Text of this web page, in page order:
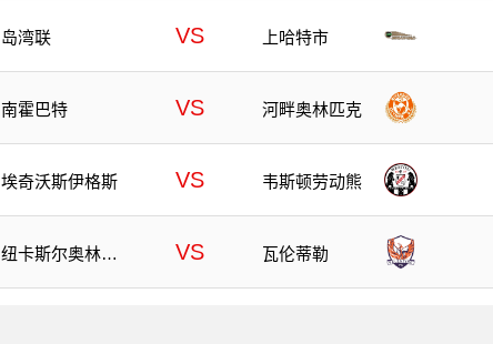
岛湾联 VS 上哈特市
南霍巴特 VS 河畔奥林匹克
埃奇沃斯伊格斯 VS 韦斯顿劳动熊
纽卡斯尔奥林匹
VS 瓦伦蒂勒